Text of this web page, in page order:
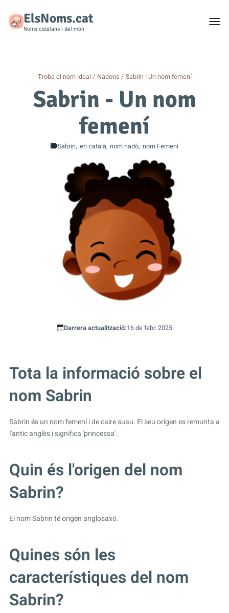
ElsNoms.cat
Noms catalans i del món
Troba el nom ideal Nadons Sabrin - Un nom femení
Sabrin - Un nom
femení
Sabrin en català nom nadó nom Femení
Darrera actualització:16 de febr. 2025
Tota la informació sobre el
nom Sabrin
Sabrin és un nom femení i de caire suau. El seu origen es remunta a
l'antic anglès i significa 'princessa'.
Quin és l'origen del nom
Sabrin?
El nom Sabrin té origen anglosaxó.
Quines són les
característiques del nom
Sabrin?